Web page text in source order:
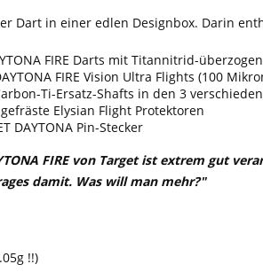
Dart in einer edlen Designbox. Darin
FIRE Darts mit Titannitrid-
FIRE Vision Ultra Flights (100
Ti-Ersatz-Shafts in den 3
Elysian Flight Protektoren
DAYTONA Pin-Stecker
FIRE von Target ist extrem gut
damit. Was will man mehr?"
!!)